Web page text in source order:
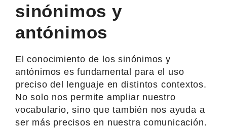
sinónimos y
antónimos
El conocimiento de los sinónimos y
antónimos es fundamental para el uso
preciso del lenguaje en distintos contextos.
No solo nos permite ampliar nuestro
vocabulario, sino que también nos ayuda a
ser más precisos en nuestra comunicación.